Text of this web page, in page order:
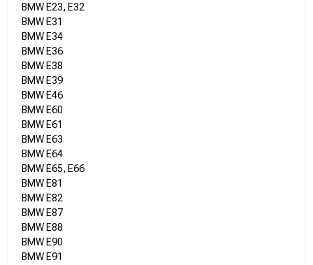
BMW E23, E32
BMW E31
BMW E34
BMW E36
BMW E38
BMW E39
BMW E46
BMW E60
BMW E61
BMW E63
BMW E64
BMW E65, E66
BMW E81
BMW E82
BMW E87
BMW E88
BMW E90
BMW E91